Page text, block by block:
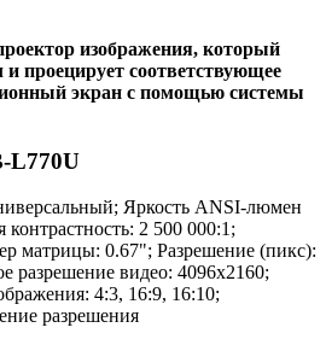
изображения, который
проецирует соответствующее
экран с помощью системы
L770U
Яркость ANSI-люмен
2 500 000:1;
матрицы: 0.67"; Разрешение (пикс):
разрешение видео: 4096x2160;
4:3, 16:9, 16:10;
разрешения